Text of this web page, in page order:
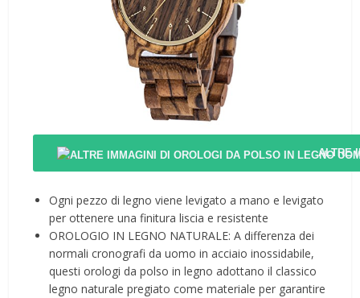
ALTRE
Ogni pezzo di legno viene levigato a mano e levigato
per ottenere una finitura liscia e resistente
OROLOGIO IN LEGNO NATURALE: A differenza dei
normali cronografi da uomo in acciaio inossidabile,
questi orologi da polso in legno adottano il classico
legno naturale pregiato come materiale per garantire